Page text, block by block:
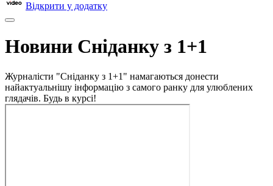
Відкрити у додатку
Новини Сніданку з 1+1
Журналісти "Сніданку з 1+1" намагаються донести
найактуальнішу інформацію з самого ранку для улюблених
глядачів. Будь в курсі!